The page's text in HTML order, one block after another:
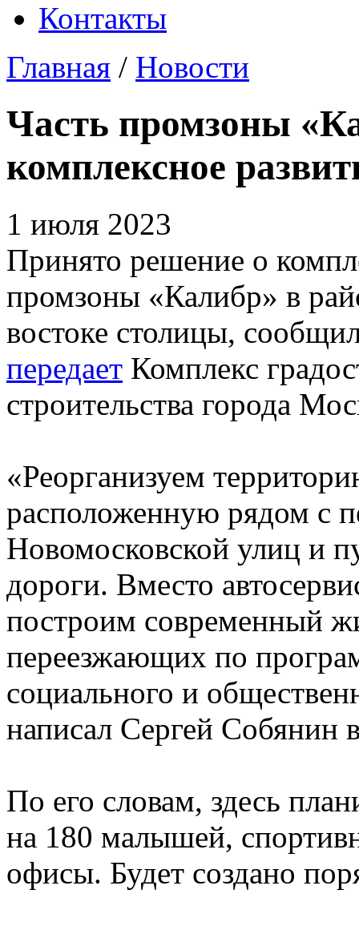
Контакты
Главная / Новости
Часть промзоны
комплексное
1 июля 2023
Принято решение о
промзоны «Калибр» в
востоке столицы,
передает Комплекс
строительства города
«Реорганизуем
расположенную рядом с
Новомосковской улиц и
дороги. Вместо
построим современный
переезжающих по
социального и
написал Сергей Собянин
По его словам, здесь
на 180 малышей,
офисы. Будет создано